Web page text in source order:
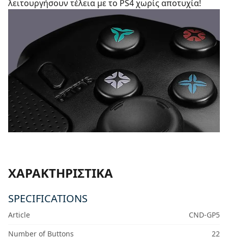
λειτουργήσουν τέλεια με το PS4 χωρίς αποτυχία!
ΧΑΡΑΚΤΗΡΙΣΤΙΚΆ
SPECIFICATIONS
Article
CND-GP5
Number of Buttons
22